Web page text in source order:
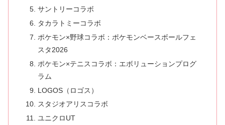
サントリーコラボ
タカラトミーコラボ
ポケモン×野球コラボ：ポケモンベースボールフェ
スタ2026
ポケモン×テニスコラボ：エボリューションプログ
ラム
LOGOS（ロゴス）
スタジオアリスコラボ
ユニクロUT